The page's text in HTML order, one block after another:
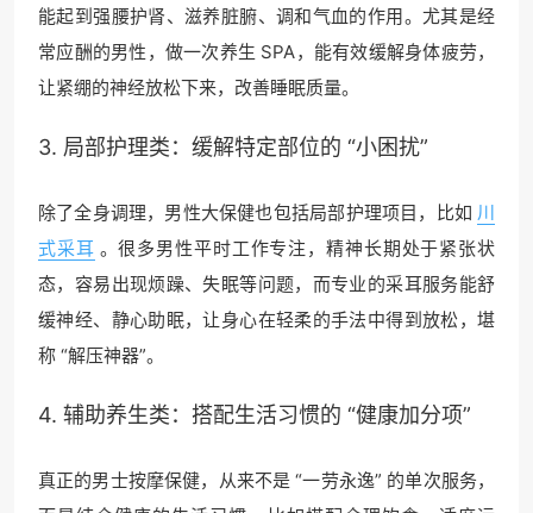
能起到强腰护肾、滋养脏腑、调和气血的作用。尤其是经
常应酬的男性，做一次养生 SPA，能有效缓解身体疲劳，
让紧绷的神经放松下来，改善睡眠质量。
3. 局部护理类：缓解特定部位的 “小困扰”
除了全身调理，男性大保健也包括局部护理项目，比如 川
式采耳 。很多男性平时工作专注，精神长期处于紧张状
态，容易出现烦躁、失眠等问题，而专业的采耳服务能舒
缓神经、静心助眠，让身心在轻柔的手法中得到放松，堪
称 “解压神器”。
4. 辅助养生类：搭配生活习惯的 “健康加分项”
真正的男士按摩保健，从来不是 “一劳永逸” 的单次服务，